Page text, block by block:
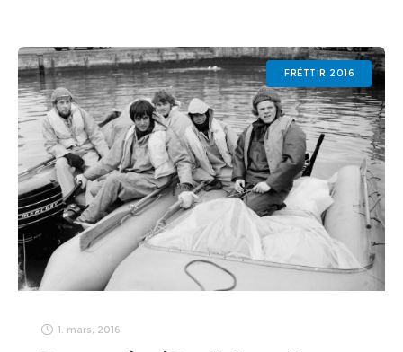
er hugarsmíði Björgvins, er
FRÉTTIR 2016
1. mars, 2016